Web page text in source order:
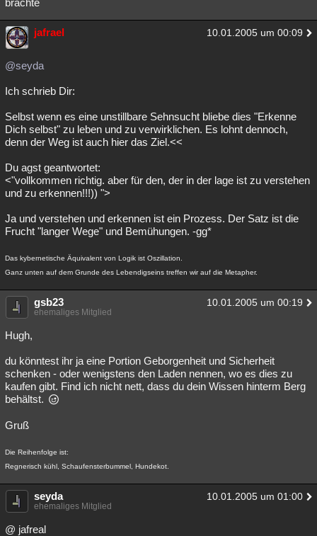
brachte
jafrael 10.01.2005 um 00:09
@seyda
Ich schrieb Dir:
Selbst wenn es eine unstillbare Sehnsucht bliebe dies "Erkenne
Dich selbst" zu leben und zu verwirklichen. Es lohnt dennoch,
denn der Weg ist auch hier das Ziel.<<
Du agst geantwortet:
<"vollkommen richtig. aber für den, der in der lage ist zu verstehen
und zu erkennen!!!)) ">
Ja und verstehen und erkennen ist ein Prozess. Der Satz ist die
Frucht "langer Wege" und Bemühungen. -gg*
Das kybernetische Äquivalent von Logik ist Oszillation.
Ganz unten auf dem Grunde des Lebendigseins treffen wir auf die Metapher.
gsb23 10.01.2005 um 00:19
ehemaliges Mitglied
Hugh,
du könntest ihr ja eine Portion Geborgenheit und Sicherheit
schenken - oder wenigstens den Laden nennen, wo es dies zu
kaufen gibt. Find ich nicht nett, dass du dein Wissen hinterm Berg
behältst.
Gruß
Die Reihenfolge ist:
Regnerisch kühl, Schaufensterbummel, Hundekot.
seyda 10.01.2005 um 01:00
ehemaliges Mitglied
@ jafreal